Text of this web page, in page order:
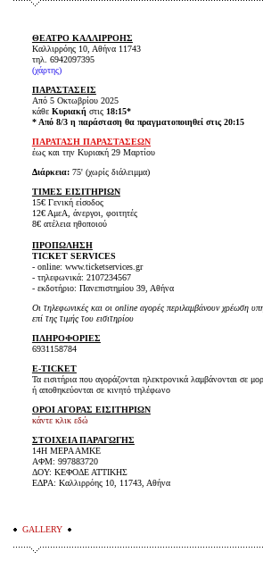
ΘΕΑΤΡΟ ΚΑΛΛΙΡΡΟΗΣ
Καλλιρρόης 10, Αθήνα 11743
τηλ. 6942097395
(χάρτης)
ΠΑΡΑΣΤΑΣΕΙΣ
Από 5 Οκτωβρίου 2025
κάθε Κυριακή στις18:15*
* Από 8/3 η παράσταση θα πραγματοποιηθεί στις 20:15
ΠΑΡΑΤΑΣΗ ΠΑΡΑΣΤΑΣΕΩΝ
έως και την Κυριακή 29 Μαρτίου
Διάρκεια: 75' (χωρίς διάλειμμα)
ΤΙΜΕΣ ΕΙΣΙΤΗΡΙΩΝ
15€ Γενική είσοδος
12€ ΑμεΑ, άνεργοι, φοιτητές
8€ ατέλεια ηθοποιού
ΠΡΟΠΩΛΗΣΗ
TICKET SERVICES
- online: www.ticketservices.gr
- τηλεφωνικά: 2107234567
- εκδοτήριο: Πανεπιστημίου 39, Αθήνα
Οι τηλεφωνικές και οι online αγορές περιλαμβάνουν χρέωση
επί της τιμής του εισιτηρίου
ΠΛΗΡΟΦΟΡΙΕΣ
6931158784
E-TICKET
Τα εισιτήρια που αγοράζονται ηλεκτρονικά λαμβάνονται σε
ή αποθηκεύονται σε κινητό τηλέφωνο
ΟΡΟΙ ΑΓΟΡΑΣ ΕΙΣΙΤΗΡΙΩΝ
κάντε κλικ εδώ
ΣΤΟΙΧΕΙΑ ΠΑΡΑΓΩΓΗΣ
14Η ΜΕΡΑ ΑΜΚΕ
ΑΦΜ: 997883720
ΔΟΥ: ΚΕΦΟΔΕ ΑΤΤΙΚΗΣ
ΕΔΡΑ: Καλλιρρόης 10, 11743, Αθήνα
GALLERY